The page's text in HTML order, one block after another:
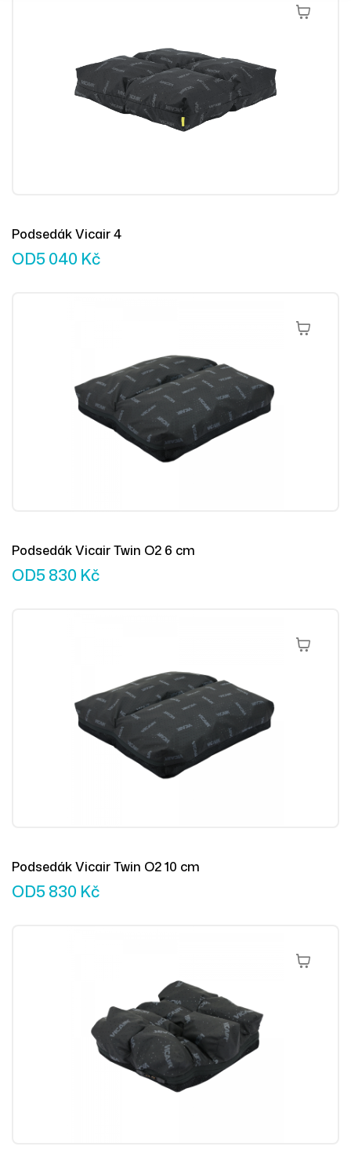
Výběr
Podsedák Vicair 4
OD5 040 Kč
Výběr
Podsedák Vicair Twin O2 6 cm
OD5 830 Kč
Výběr
Podsedák Vicair Twin O2 10 cm
OD5 830 Kč
Přidat Do